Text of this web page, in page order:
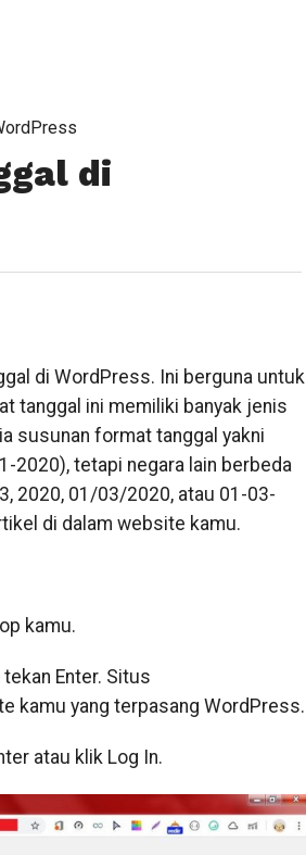
di
di WordPress. Ini berguna untuk
tanggal ini memiliki banyak jenis
susunan format tanggal yakni
2020), tetapi negara lain berbeda
2020, 01/03/2020, atau 01-03-
di dalam website kamu.
kamu.
Enter. Situs
kamu yang terpasang WordPress.
atau klik Log In.